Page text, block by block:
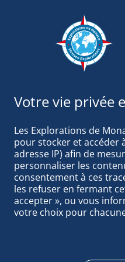
Les Explorations de
pour stocker et accéder
adresse IP) afin de
personnaliser les
consentement à ces
les refuser en fermant
accepter », ou vous
votre choix pour
cliquant sur « tout
informations stockées
sécurité, prévenir la